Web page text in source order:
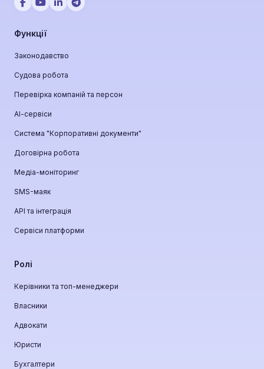
Функції
Законодавство
Судова робота
Перевірка компаній та персон
АІ-сервіси
Система "Корпоративні документи"
Договірна робота
Медіа-моніторинг
SMS-маяк
API та інтеграція
Сервіси платформи
Ролі
Керівники та топ-менеджери
Власники
Адвокати
Юристи
Бухгалтери